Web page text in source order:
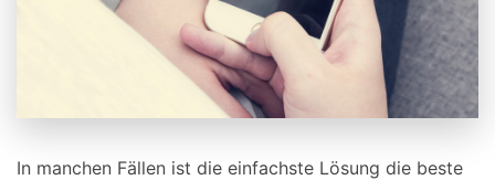
In manchen Fällen ist die einfachste Lösung die beste